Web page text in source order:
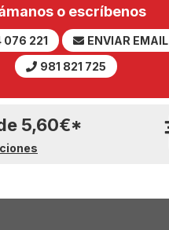
o escríbenos
076 221
ENVIAR EMAIL
981 821 725
5,60€*